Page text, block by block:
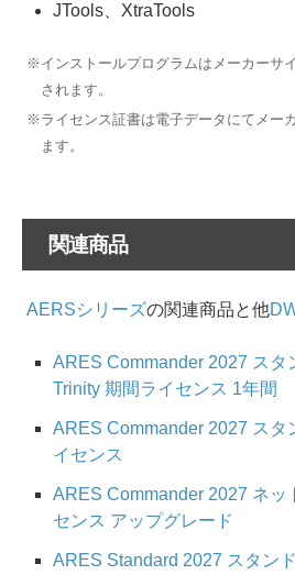
JTools、XtraTools
※インストールプログラムはメーカーサ
されます。
※ライセンス証書は電子データにてメー
ます。
関連商品
AERSシリーズの関連商品と他
ARES Commander 2027 スタ
Trinity 期間ライセンス 1年間
ARES Commander 2027 スタ
イセンス
ARES Commander 2027 ネッ
センス アップグレード
ARES Standard 2027 スタン